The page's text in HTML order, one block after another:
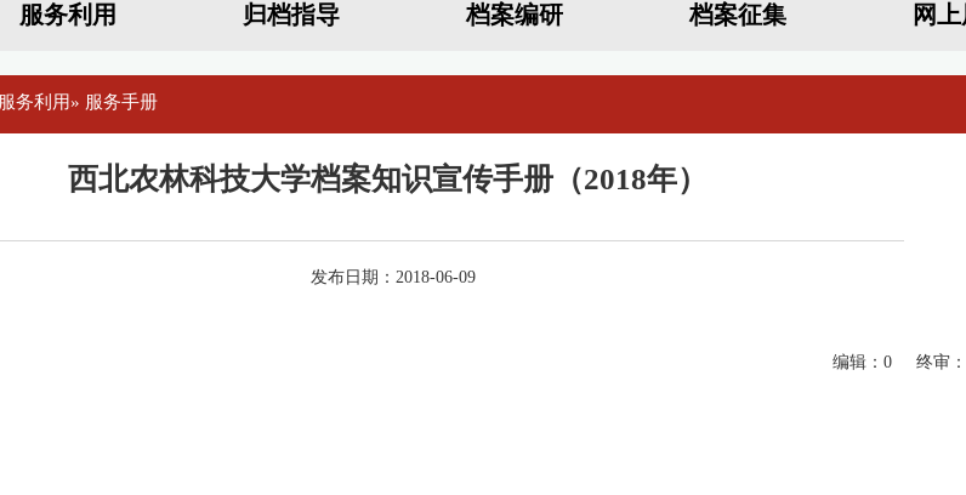
服务利用 归档指导 档案编研 档案征集 网
服务利用» 服务手册
西北农林科技大学档案知识宣传手册（2018年）
发布日期：2018-06-09
编辑：0 终审